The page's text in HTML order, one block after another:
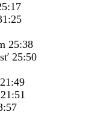
25:38
25:50